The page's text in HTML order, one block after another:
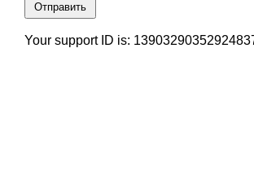
Отправить
Your support ID is: